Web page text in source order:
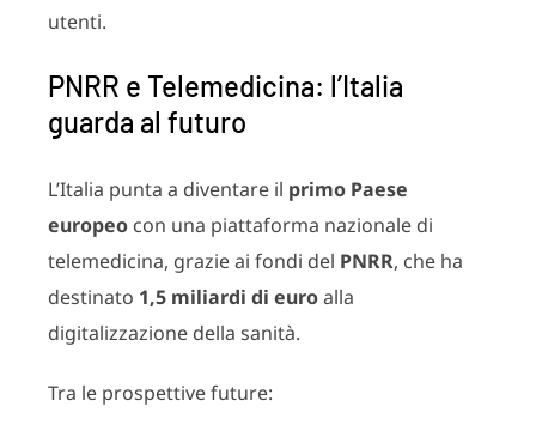
utenti.
PNRR e Telemedicina: l’Italia
guarda al futuro
L’Italia punta a diventare il primo Paese
europeocon una piattaforma nazionale di
telemedicina, grazie ai fondi del PNRR, che ha
destinato 1,5 miliardi di euroalla
digitalizzazione della sanità.
Tra le prospettive future: